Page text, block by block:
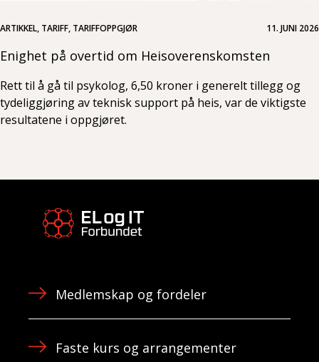
ARTIKKEL, TARIFF, TARIFFOPPGJØR 11. JUNI 2026
Enighet på overtid om Heisoverenskomsten
Rett til å gå til psykolog, 6,50 kroner i generelt tillegg og
tydeliggjøring av teknisk support på heis, var de viktigste
resultatene i oppgjøret.
Medlemskap og fordeler
Faste kurs og arrangementer